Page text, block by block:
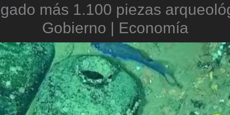
más 1.100 piezas
Gobierno | Economía